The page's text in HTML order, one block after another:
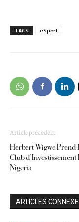
TAGS eSport
Article précédent
Herbert Wigwe Prend
Club d’Investissement
Nigeria
ARTICLES